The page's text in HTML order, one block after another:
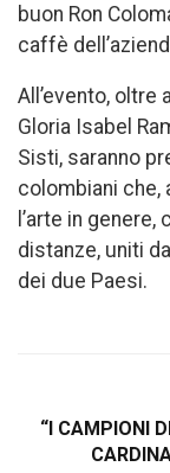
buon Ron
caffè
All’evento, oltre
Gloria Isabel
Sisti, saranno
colombiani che,
l’arte in
distanze, uniti
dei due Paesi.
“I CAMPIONI